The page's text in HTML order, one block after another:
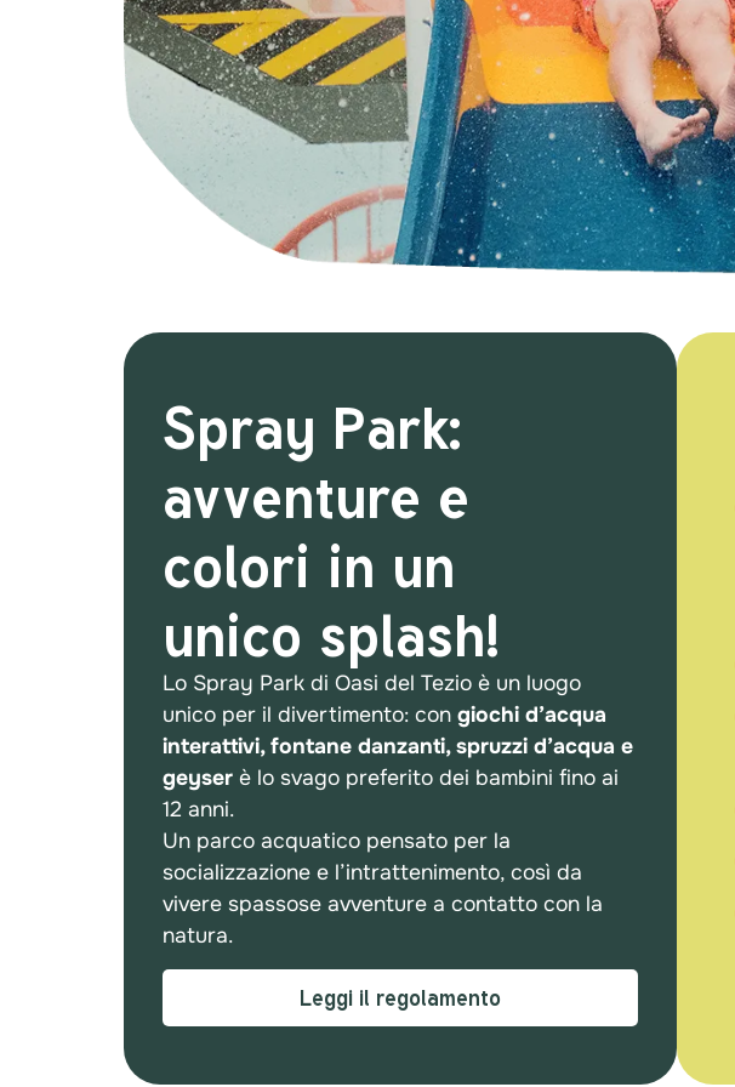
Spray Park:
avventure e
colori in un
unico splash!
Lo Spray Park di Oasi del Tezio è un luogo
unico per il divertimento: con giochi d’acqua
interattivi, fontane danzanti, spruzzi d’acqua e
geyser è lo svago preferito dei bambini fino ai
12 anni.
Un parco acquatico pensato per la
socializzazione e l’intrattenimento, così da
vivere spassose avventure a contatto con la
natura.
Leggi il regolamento